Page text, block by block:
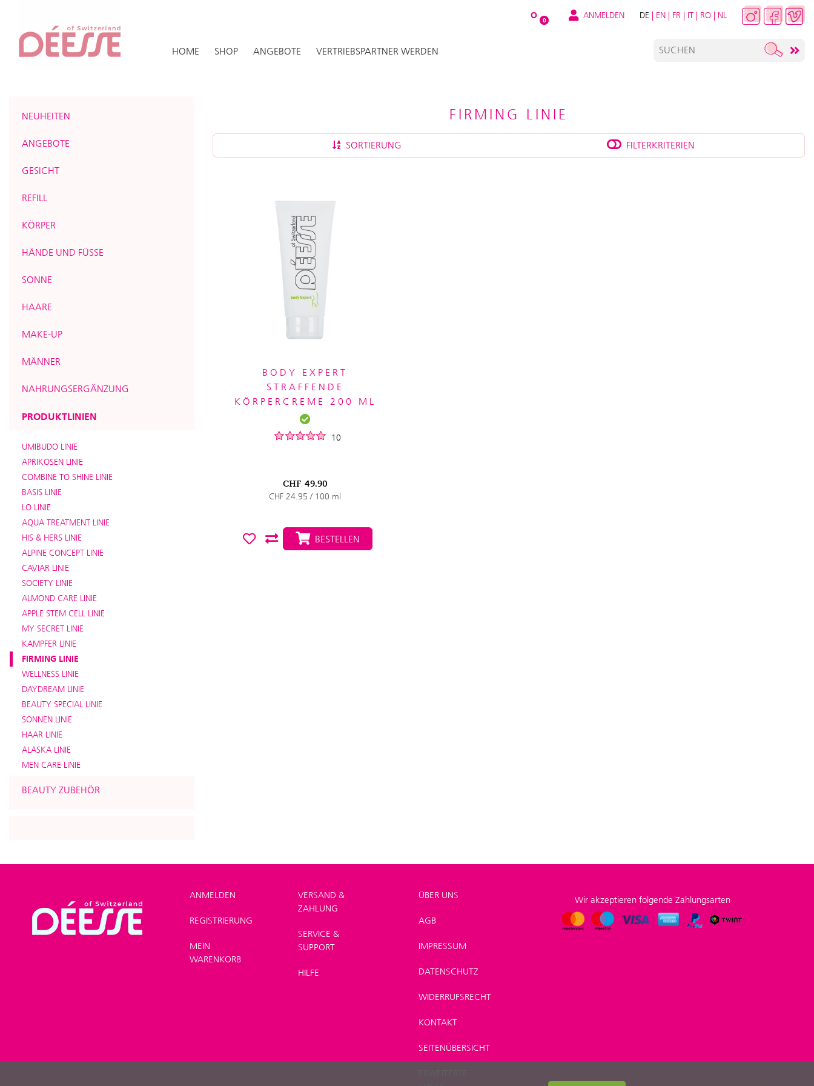
O 0 ANMELDEN DE | EN | FR | IT | RO | NL
HOME SHOP ANGEBOTE VERTRIEBSPARTNER WERDEN
NEUHEITEN
ANGEBOTE
GESICHT
REFILL
KÖRPER
HÄNDE UND FÜSSE
SONNE
HAARE
MAKE-UP
MÄNNER
NAHRUNGSERGÄNZUNG
PRODUKTLINIEN
UMIBUDO LINIE
APRIKOSEN LINIE
COMBINE TO SHINE LINIE
BASIS LINIE
LO LINIE
AQUA TREATMENT LINIE
HIS & HERS LINIE
ALPINE CONCEPT LINIE
CAVIAR LINIE
SOCIETY LINIE
ALMOND CARE LINIE
APPLE STEM CELL LINIE
MY SECRET LINIE
KAMPFER LINIE
FIRMING LINIE
WELLNESS LINIE
DAYDREAM LINIE
BEAUTY SPECIAL LINIE
SONNEN LINIE
HAAR LINIE
ALASKA LINIE
MEN CARE LINIE
BEAUTY ZUBEHÖR
FIRMING LINIE
SORTIERUNG FILTERKRITERIEN
BODY EXPERT
STRAFFENDE
KÖRPERCREME 200 ML
10
CHF 49.90
CHF 24.95 / 100 ml
BESTELLEN
ANMELDEN
REGISTRIERUNG
MEIN
WARENKORB
VERSAND &
ZAHLUNG
SERVICE &
SUPPORT
HILFE
ÜBER UNS
AGB
IMPRESSUM
DATENSCHUTZ
WIDERRUFSRECHT
KONTAKT
SEITENÜBERSICHT
Wir akzeptieren folgende Zahlungsarten